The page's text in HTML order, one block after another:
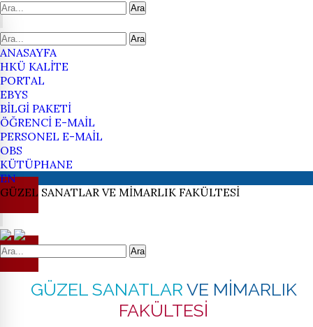
Ara
Ara
ANASAYFA
HKÜ KALİTE
PORTAL
EBYS
BİLGİ PAKETİ
ÖĞRENCİ E-MAİL
PERSONEL E-MAİL
OBS
KÜTÜPHANE
EN
GÜZEL SANATLAR VE MİMARLIK FAKÜLTESİ
Ara
GÜZEL SANATLAR VE MİMARLIK
FAKÜLTESİ